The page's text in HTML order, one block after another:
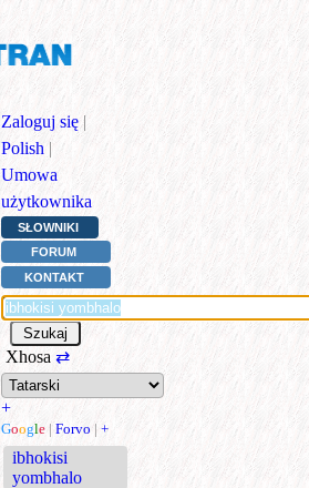
Zaloguj się |
Polish |
Umowa
użytkownika
SŁOWNIKI
FORUM
KONTAKT
Xhosa ⇄
+
Google | Forvo | +
ibhokisi
yombhalo